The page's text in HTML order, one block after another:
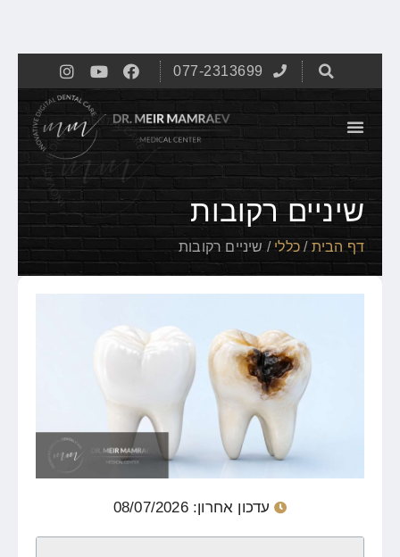
077-2313699
שיניים רקובות
דף הבית /כללי / שיניים רקובות
עדכון אחרון: 08/07/2026